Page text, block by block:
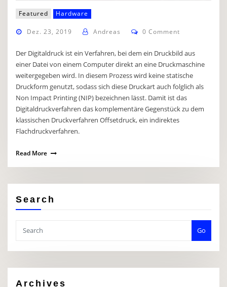
Featured Hardware
Dez. 23, 2019 Andreas 0 Comment
Der Digitaldruck ist ein Verfahren, bei dem ein Druckbild aus
einer Datei von einem Computer direkt an eine Druckmaschine
weitergegeben wird. In diesem Prozess wird keine statische
Druckform genutzt, sodass sich diese Druckart auch folglich als
Non Impact Printing (NIP) bezeichnen lässt. Damit ist das
Digitaldruckverfahren das komplementäre Gegenstück zu dem
klassischen Druckverfahren Offsetdruck, ein indirektes
Flachdruckverfahren.
Read More
Search
Go
Archives